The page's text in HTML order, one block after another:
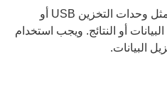
وحدات التخزين
أو
أو النتائج. ويجب استخدام
البيانات.